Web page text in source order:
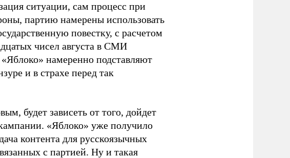
ситуации, сам процесс при
партию намерены использовать
повестку, с расчетом
чисел августа в СМИ
намеренно подставляют
и в страхе перед так
будет зависеть от того, дойдет
«Яблоко» уже получило
контента для русскоязычных
с партией. Ну и такая